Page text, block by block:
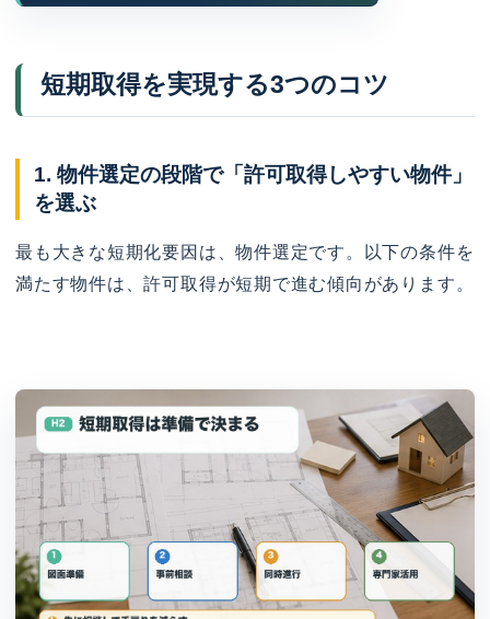
短期取得を実現する3つのコツ
1. 物件選定の段階で「許可取得しやすい物件」
を選ぶ
最も大きな短期化要因は、物件選定です。以下の条件を
満たす物件は、許可取得が短期で進む傾向があります。